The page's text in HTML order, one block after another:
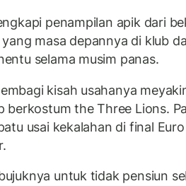
penampilan apik dari
masa depannya di klub
selama musim panas.
kisah usahanya
the Three Lions.
usai kekalahan di final
untuk tidak pensiun